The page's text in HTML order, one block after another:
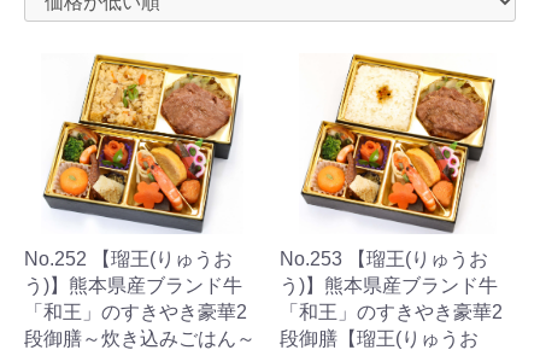
No.252 【瑠王(りゅうお
う)】熊本県産ブランド牛
「和王」のすきやき豪華2
段御膳～炊き込みごはん～
No.253 【瑠王(りゅうお
う)】熊本県産ブランド牛
「和王」のすきやき豪華2
段御膳【瑠王(りゅうお